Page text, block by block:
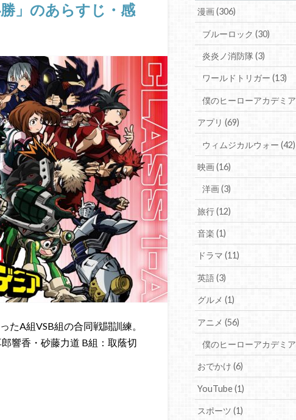
」のあらすじ・感
たA組VSB組の合同戦闘訓練。
響香・砂藤力道 B組：取蔭切
漫画(306)
ブルーロック (30)
炎炎ノ消防隊(3)
ワールドトリガー (13)
僕のヒーローアカデミア
アプリ(69)
ウィムジカルウォー (42)
映画(16)
洋画(3)
旅行(12)
音楽(1)
ドラマ(11)
英語(3)
グルメ(1)
アニメ(56)
僕のヒーローアカデミア
おでかけ(6)
YouTube(1)
スポーツ(1)